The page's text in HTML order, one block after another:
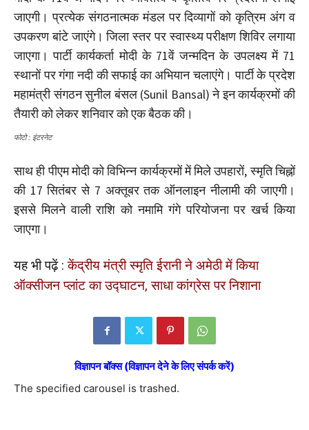
जाएगी। प्रत्येक संगठनात्मक मंडल पर दिव्यागों को कृत्रिम अंग व
उपकरण बांटे जाएंगे। जिला स्तर पर स्वास्थ्य परीक्षण शिविर लगाया
जाएगा। पार्टी कार्यकर्ता मोदी के 71वें जन्मदिन के उपलक्ष्य में 71
स्थानों पर गंगा नदी की सफाई का अभियान चलाएंगे। पार्टी के प्रदेश
महामंत्री संगठन सुनील बंसल (Sunil Bansal) ने इन कार्यक्रमों की
तैयारी को लेकर शनिवार को एक बैठक की।
फोटो : इंटरनेट
साथ ही पीएम मोदी को विभिन्न कार्यक्रमों में मिले उपहारों, स्मृति चिह्नों
की 17 सितंबर से 7 अक्तूबर तक ऑनलाइन नीलामी की जाएगी।
इससे मिलने वाली राशि को नमामि गंगे परियोजना पर खर्च किया
जाएगा।
यह भी पढ़ें :केंद्रीय मंत्री स्मृति ईरानी ने अमेठी में किया
ऑक्सीजन प्लांट का उद्घाटन, साधा कांग्रेस पर निशाना
विज्ञापन बॉक्स (विज्ञापन देने के लिए संपर्क करें)
The specified carousel is trashed.